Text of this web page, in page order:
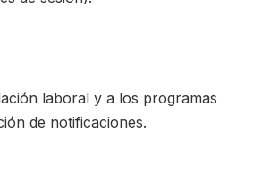
laboral y a los programas
de notificaciones.